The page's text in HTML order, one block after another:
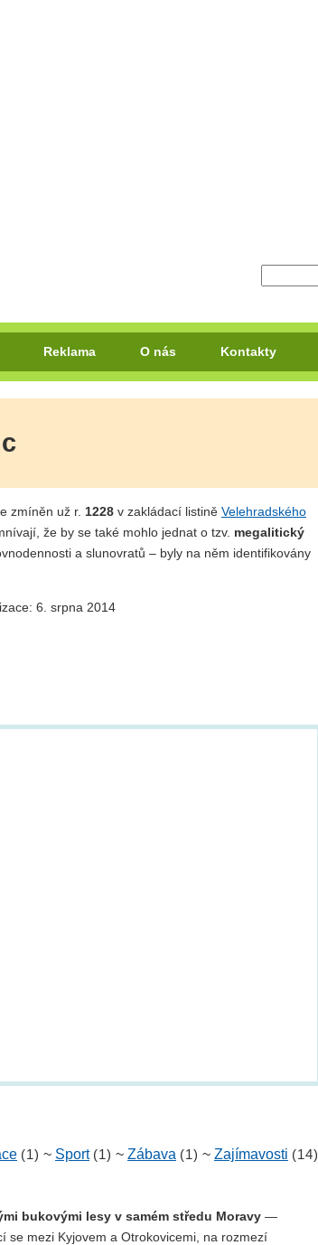
Reklama O nás Kontakty
zmíněn už r. 1228 v zakládací listině Velehradského
že by se také mohlo jednat o tzv. megalitický
a slunovratů – byly na něm identifikovány
6. srpna 2014
(1) ~ Sport (1) ~ Zábava (1) ~ Zajímavosti (14)
bukovými lesy v samém středu Moravy —
se mezi Kyjovem a Otrokovicemi, na rozmezí